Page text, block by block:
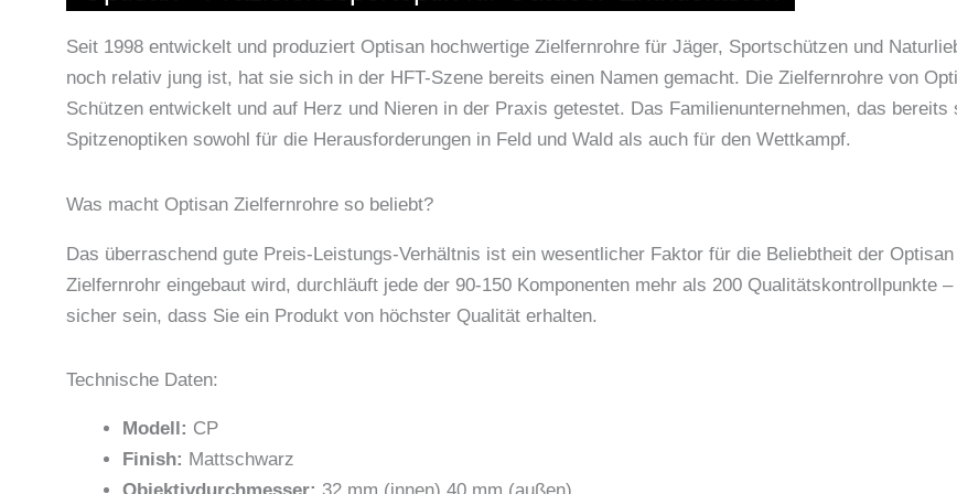
Seit 1998 entwickelt und produziert Optisan hochwertige Zielfernrohre für Jäger, Sportschützen und
noch relativ jung ist, hat sie sich in der HFT-Szene bereits einen Namen gemacht. Die Zielfernrohre von
Schützen entwickelt und auf Herz und Nieren in der Praxis getestet. Das Familienunternehmen, das
Spitzenoptiken sowohl für die Herausforderungen in Feld und Wald als auch für den Wettkampf.
Was macht Optisan Zielfernrohre so beliebt?
Das überraschend gute Preis-Leistungs-Verhältnis ist ein wesentlicher Faktor für die Beliebtheit der
Zielfernrohr eingebaut wird, durchläuft jede der 90-150 Komponenten mehr als 200 Qualitätskontrollpunkte
sicher sein, dass Sie ein Produkt von höchster Qualität erhalten.
Technische Daten:
Modell: CP
Finish: Mattschwarz
Objektivdurchmesser: 32 mm (innen) 40 mm (außen)